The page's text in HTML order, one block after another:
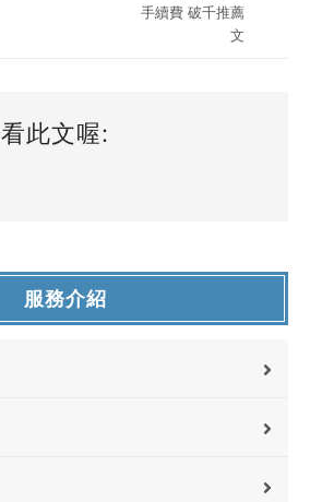
手續費 破千推薦
文
此文喔:
服務介紹